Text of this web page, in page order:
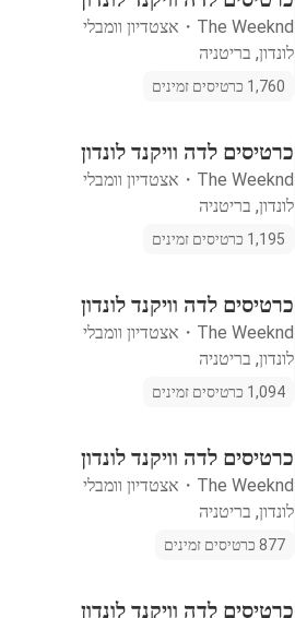
The Weeknd
・ אצטדיון וומבלי
לונדון, בריטניה
1,760 כרטיסים זמינים
כרטיסים לדה וויקנד לונדון
The Weeknd
・ אצטדיון וומבלי
לונדון, בריטניה
1,195 כרטיסים זמינים
כרטיסים לדה וויקנד לונדון
The Weeknd
・ אצטדיון וומבלי
לונדון, בריטניה
1,094 כרטיסים זמינים
כרטיסים לדה וויקנד לונדון
The Weeknd
・ אצטדיון וומבלי
לונדון, בריטניה
877 כרטיסים זמינים
כרטיסים לדה וויקנד לונדון